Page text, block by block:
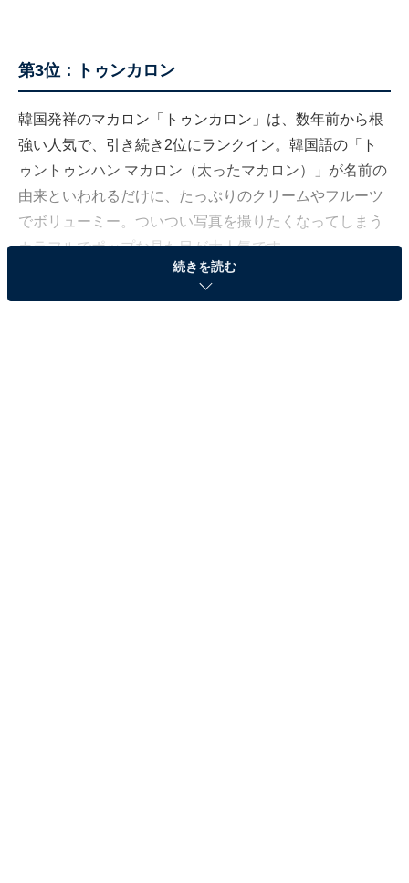
第3位：トゥンカロン
韓国発祥のマカロン「トゥンカロン」は、数年前から根
強い人気で、引き続き2位にランクイン。韓国語の「ト
ゥントゥンハン マカロン（太ったマカロン）」が名前の
由来といわれるだけに、たっぷりのクリームやフルーツ
でボリューミー。ついつい写真を撮りたくなってしまう
カラフルでポップな見た目が大人気です。
続きを読む